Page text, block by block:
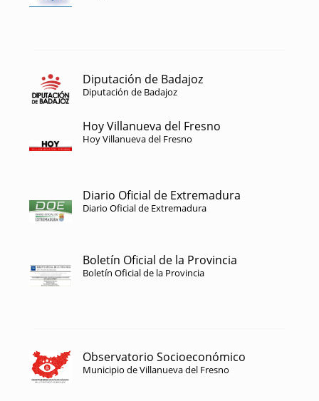
Diputación de Badajoz
Diputación de Badajoz
Hoy Villanueva del Fresno
Hoy Villanueva del Fresno
Diario Oficial de Extremadura
Diario Oficial de Extremadura
Boletín Oficial de la Provincia
Boletín Oficial de la Provincia
Observatorio Socioeconómico
Municipio de Villanueva del Fresno